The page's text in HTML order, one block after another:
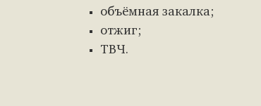
объёмная закалка;
отжиг;
ТВЧ.